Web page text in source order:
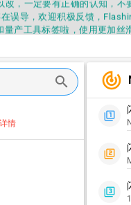
改，一定要有正确的认知，不
误导，欢迎积极反馈，
产工具标签啦，使用更加丝
，过分了下载服务会暂停一段
考，DIY本来就有不确定性
改，一定要有正确的认知，不
误导，欢迎积极反馈，
量产工具标签啦，使用更加丝
search
情
track_changes
filter_1
filter_2
filter_3